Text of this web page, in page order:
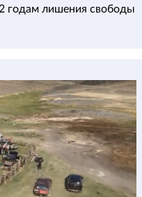
годам лишения свободы